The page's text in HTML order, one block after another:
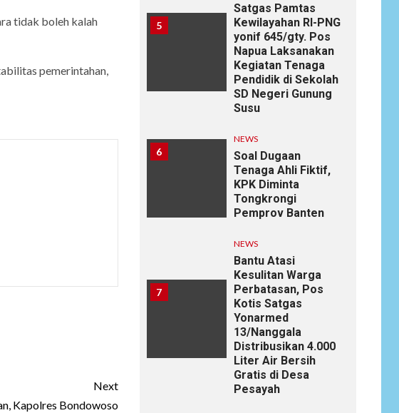
tidak boleh kalah
pemerintahan,
Next
Kapolres Bondowoso
5
Satgas Pamtas
Kewilayahan RI-PNG
yonif 645/gty. Pos
Napua Laksanakan
Kegiatan Tenaga
Pendidik di Sekolah
SD Negeri Gunung
Susu
6
NEWS
Soal Dugaan
Tenaga Ahli Fiktif,
KPK Diminta
Tongkrongi
Pemprov Banten
7
NEWS
Bantu Atasi
Kesulitan Warga
Perbatasan, Pos
Kotis Satgas
Yonarmed
13/Nanggala
Distribusikan 4.000
Liter Air Bersih
Gratis di Desa
Pesayah